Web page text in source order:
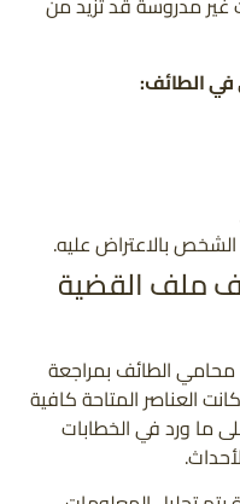
الطائف:
بالاعتراض عليه.
ملف القضية
الطائف بمراجعة
العناصر المتاحة كافية
ما ورد في الخطابات